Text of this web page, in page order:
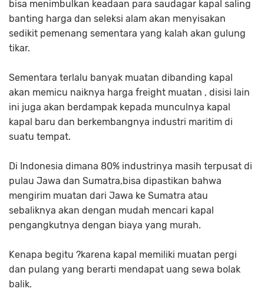
bisa menimbulkan keadaan para saudagar kapal saling
banting harga dan seleksi alam akan menyisakan
sedikit pemenang sementara yang kalah akan gulung
tikar.
Sementara terlalu banyak muatan dibanding kapal
akan memicu naiknya harga freight muatan , disisi lain
ini juga akan berdampak kepada munculnya kapal
kapal baru dan berkembangnya industri maritim di
suatu tempat.
Di Indonesia dimana 80% industrinya masih terpusat di
pulau Jawa dan Sumatra,bisa dipastikan bahwa
mengirim muatan dari Jawa ke Sumatra atau
sebaliknya akan dengan mudah mencari kapal
pengangkutnya dengan biaya yang murah.
Kenapa begitu ?karena kapal memiliki muatan pergi
dan pulang yang berarti mendapat uang sewa bolak
balik.